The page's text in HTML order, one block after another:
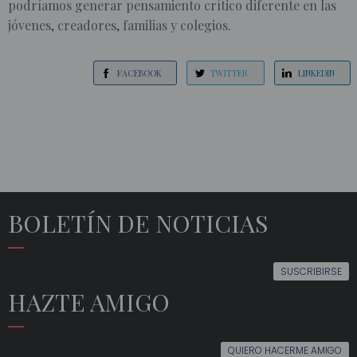
podríamos generar pensamiento crítico diferente en las
jóvenes, creadores, familias y colegios.
FACEBOOK TWITTER LINKEDIN
BOLETÍN DE NOTICIAS
SUSCRIBIRSE
HAZTE AMIGO
QUIERO HACERME AMIGO